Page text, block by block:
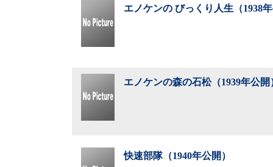
エノケンの びっくり人生（1938
エノケンの森の石松（1939年公開
快速部隊（1940年公開）